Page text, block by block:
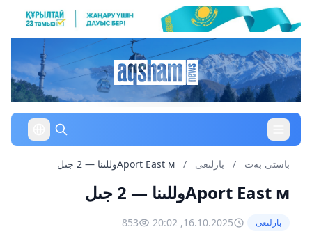
باستى بەت / بارلىعى / Aport East мوللىنا — 2 جىل
Aport East мوللىنا — 2 جىل
بارلىعى 16.10.2025, 20:02
853